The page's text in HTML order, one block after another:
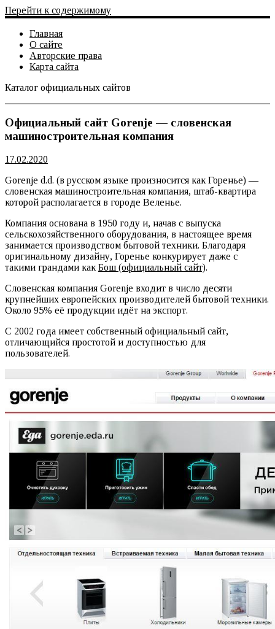
Перейти к содержимому
Главная
О сайте
Авторские права
Карта сайта
Каталог официальных сайтов
Официальный сайт Gorenje — словенская
машиностроительная компания
17.02.2020
Gorenje d.d. (в русском языке произносится как Горенье) —
словенская машиностроительная компания, штаб-квартира
которой располагается в городе Веленье.
Компания основана в 1950 году и, начав с выпуска
сельскохозяйственного оборудования, в настоящее время
занимается производством бытовой техники. Благодаря
оригинальному дизайну, Горенье конкурирует даже с
такими грандами какБош (официальный сайт).
Словенская компания Gorenje входит в число десяти
крупнейших европейских производителей бытовой техники.
Около 95% её продукции идёт на экспорт.
С 2002 года имеет собственный официальный сайт,
отличающийся простотой и доступностью для
пользователей.